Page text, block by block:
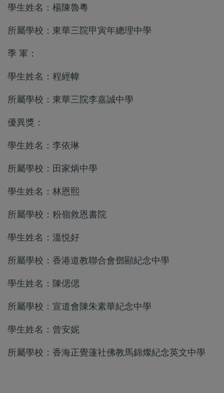
學生姓名：楊陳魯粵
所屬學校：東華三院甲寅年總理中學
季 軍：
學生姓名：程經幃
所屬學校：東華三院李嘉誠中學
優異獎：
學生姓名：李依琳
所屬學校：田家炳中學
學生姓名：林恩熙
所屬學校：粉嶺救恩書院
學生姓名：溫悦好
所屬學校：香港道教聯合會鄧顯紀念中學
學生姓名：陳偲偲
所屬學校：宣道會陳朱素華紀念中學
學生姓名：曾安妮
所屬學校：香海正覺蓮社佛教馬錦燦紀念英文中學